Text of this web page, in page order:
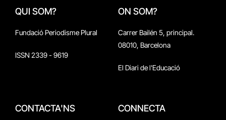
QUI SOM?
Fundació Periodisme Plural
ISSN 2339 - 9619
ON SOM?
Carrer Bailén 5, principal.
08010, Barcelona
El Diari de l'Educació
CONTACTA'NS CONNECTA